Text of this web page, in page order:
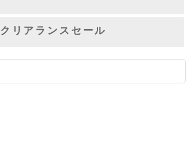
クリアランスセール